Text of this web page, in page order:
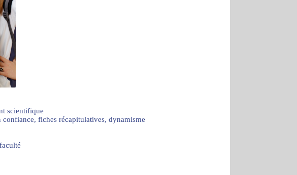
scientifique
fiches récapitulatives, dynamisme